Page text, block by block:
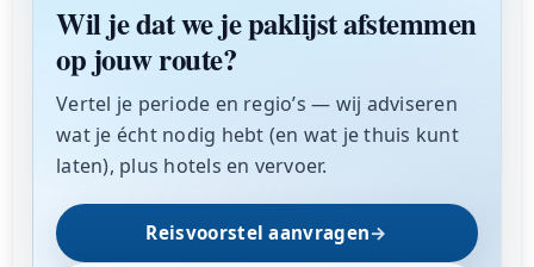
Wil je dat we je paklijst afstemmen
op jouw route?
Vertel je periode en regio’s — wij adviseren
wat je écht nodig hebt (en wat je thuis kunt
laten), plus hotels en vervoer.
Reisvoorstel aanvragen→